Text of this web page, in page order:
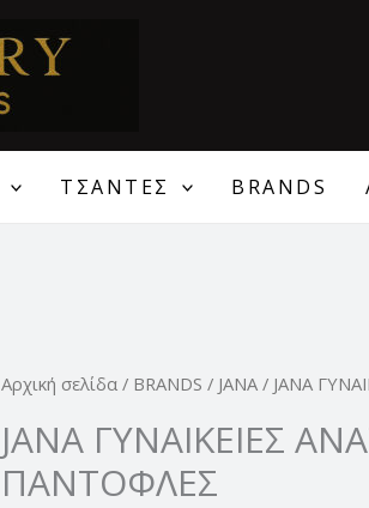
ΤΣΑΝΤΕΣ BRANDS
Αρχική σελίδα/ BRANDS / JANA/ JANA
JANA ΓΥΝΑΙΚΕΙΕΣ
ΠΑΝΤΟΦΛΕΣ
Original
was:
49,99 €.
Η
τιμή
είναι:
JANA
ΑΝΑΤΟΜΙΚΕΣ
ΠΑΝΤΟΦΛΕΣ